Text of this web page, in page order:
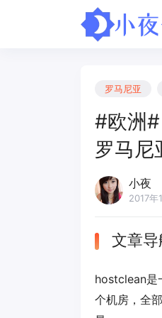
罗马尼亚
#欧洲
罗马尼
小夜
2017年
文章导
hostclean是
个机房，全